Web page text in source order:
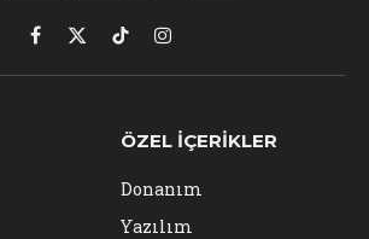
Facebook
X
(Twitter)
TikTokInstagram
ÖZEL İÇERIKLER
Donanım
Yazılım